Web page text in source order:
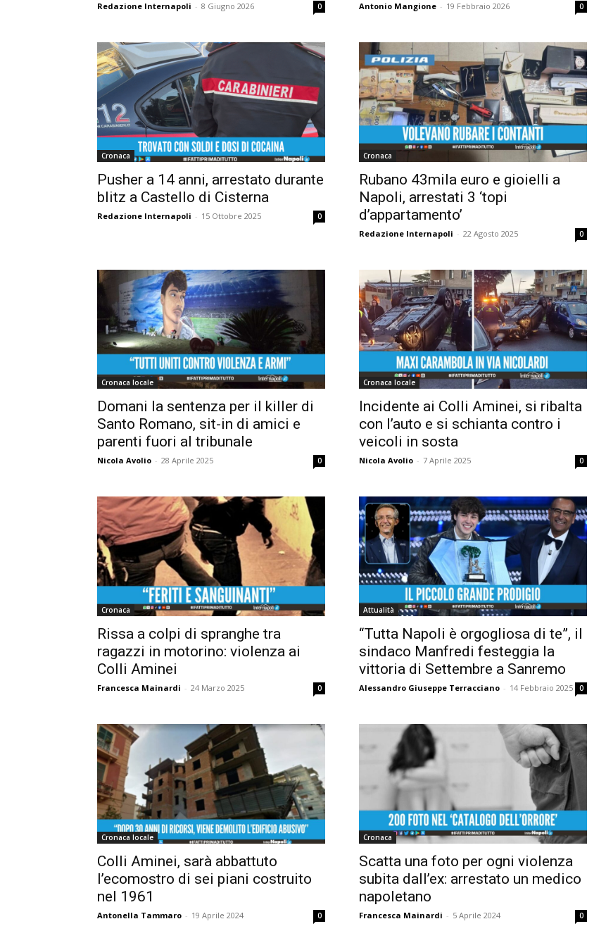
Redazione Internapoli - 8 Giugno 2026 0 Antonio Mangione - 19 Febbraio 2026 0
Cronaca
Pusher a 14 anni, arrestato durante
blitz a Castello di Cisterna
Redazione Internapoli - 15 Ottobre 2025 0
Cronaca
Rubano 43mila euro e gioielli a
Napoli, arrestati 3 ‘topi
d’appartamento’
Redazione Internapoli - 22 Agosto 2025 0
Cronaca locale
Domani la sentenza per il killer di
Santo Romano, sit-in di amici e
parenti fuori al tribunale
Nicola Avolio - 28 Aprile 2025 0
Cronaca locale
Incidente ai Colli Aminei, si ribalta
con l’auto e si schianta contro i
veicoli in sosta
Nicola Avolio - 7 Aprile 2025 0
Cronaca
Rissa a colpi di spranghe tra
ragazzi in motorino: violenza ai
Colli Aminei
Francesca Mainardi - 24 Marzo 2025 0
Attualità
“Tutta Napoli è orgogliosa di te”, il
sindaco Manfredi festeggia la
vittoria di Settembre a Sanremo
Alessandro Giuseppe Terracciano - 14 Febbraio 2025 0
Cronaca locale
Colli Aminei, sarà abbattuto
l’ecomostro di sei piani costruito
nel 1961
Antonella Tammaro - 19 Aprile 2024 0
Cronaca
Scatta una foto per ogni violenza
subita dall’ex: arrestato un medico
napoletano
Francesca Mainardi - 5 Aprile 2024 0